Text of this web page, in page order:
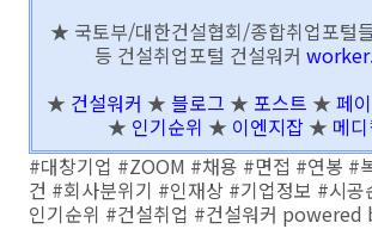
★ 국토부/대한건설협회/종합취업포털
등 건설취업포털 건설워커
★ 건설워커 ★ 블로그 ★ 포스트 ★ 페
★ 인기순위 ★ 이엔지잡 ★ 메
#대창기업 #ZOOM #채용 #면접 #연봉 #
건 #회사분위기 #인재상 #기업정보 #시
인기순위 #건설취업 #건설워커 powered